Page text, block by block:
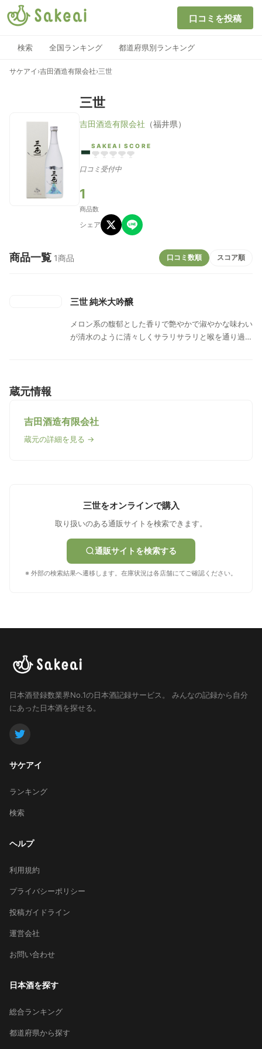
口コミを投稿
検索 全国ランキング 都道府県別ランキング
サケアイ ›吉田酒造有限会社›三世
三世
吉田酒造有限会社 （福井県）
-SAKEAI SCORE
口コミ受付中
1
商品数
シェア
商品一覧 1商品 口コミ数順 スコア順
三世 純米大吟醸
メロン系の馥郁とした香りで艶やかで淑やかな味わい
が清水のように清々しくサラリサラリと喉を通り過ぎ
蔵元情報
吉田酒造有限会社
蔵元の詳細を見る →
三世をオンラインで購入
取り扱いのある通販サイトを検索できます。
通販サイトを検索する
※ 外部の検索結果へ遷移します。在庫状況は各店舗にてご確認ください。
日本酒登録数業界No.1の日本酒記録サービス。
みんなの記録から自分
にあった日本酒を探せる。
サケアイ
ランキング
検索
ヘルプ
利用規約
プライバシーポリシー
投稿ガイドライン
運営会社
お問い合わせ
日本酒を探す
総合ランキング
都道府県から探す